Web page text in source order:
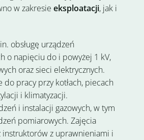
w zakresie eksploatacji, jak i
obsługę urządzeń
o napięciu do i powyżej 1 kV,
oraz sieci elektrycznych.
do pracy przy kotłach, piecach
i klimatyzacji.
i instalacji gazowych, w tym
pomiarowych. Zajęcia
instruktorów z uprawnieniami i